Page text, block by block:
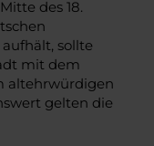
des 18.
sollte
mit dem
altehrwürdigen
gelten die